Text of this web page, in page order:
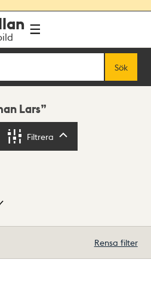
Sök
Lars
Filtrera
Rensa filter